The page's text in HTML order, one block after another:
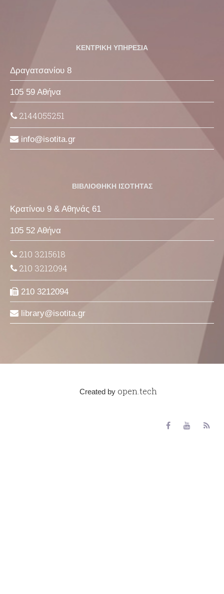
ΚΕΝΤΡΙΚΗ ΥΠΗΡΕΣΙΑ
Δραγατσανίου 8
105 59 Αθήνα
2144055251
info isotita gr
ΒΙΒΛΙΟΘΗΚΗ ΙΣΟΤΗΤΑΣ
Κρατίνου 9 & Αθηνάς 61
105 52 Αθήνα
210 3215618
210 3212094
210 3212094
library isotita gr
Created by open.tech